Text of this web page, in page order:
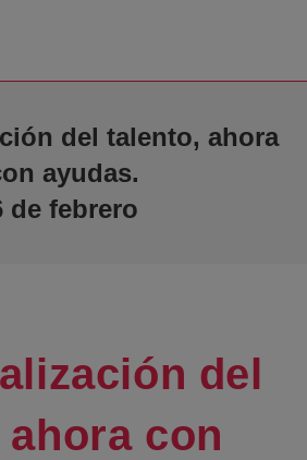
del talento, ahora
ayudas.
de febrero
del
con